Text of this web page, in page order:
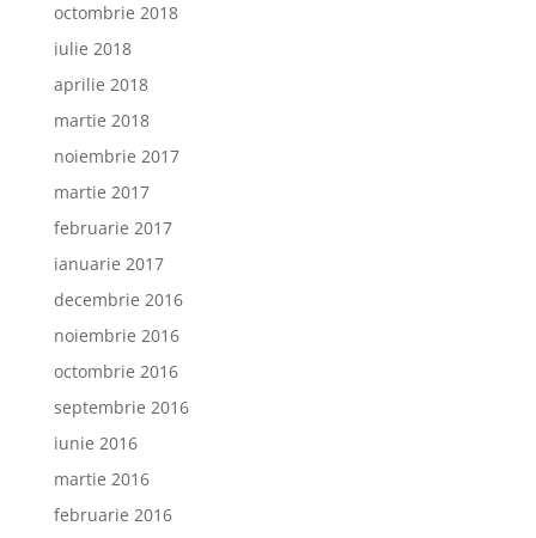
octombrie 2018
iulie 2018
aprilie 2018
martie 2018
noiembrie 2017
martie 2017
februarie 2017
ianuarie 2017
decembrie 2016
noiembrie 2016
octombrie 2016
septembrie 2016
iunie 2016
martie 2016
februarie 2016